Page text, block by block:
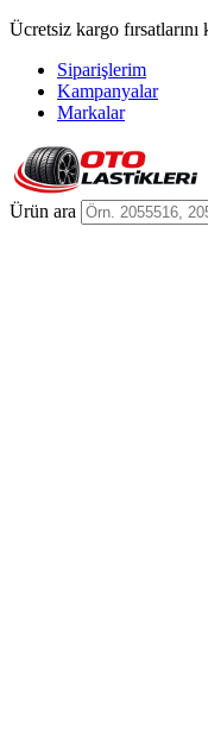
Ücretsiz kargo fırsatlarını
Siparişlerim
Kampanyalar
Markalar
Ürün ara